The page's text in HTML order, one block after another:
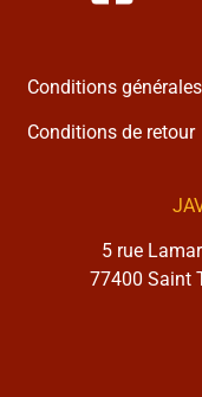
Conditions
Conditions de retour
5 rue
77400 Saint